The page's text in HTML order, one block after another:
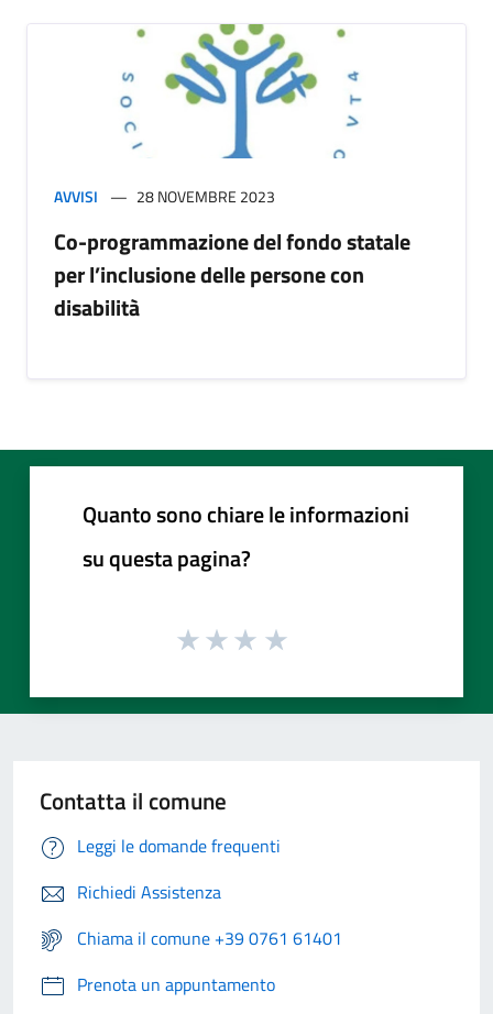
AVVISI 28 NOVEMBRE 2023
Co-programmazione del fondo statale
per l’inclusione delle persone con
disabilità
Quanto sono chiare le informazioni
su questa pagina?
Contatta il comune
Leggi le domande frequenti
Richiedi Assistenza
Chiama il comune +39 0761 61401
Prenota un appuntamento